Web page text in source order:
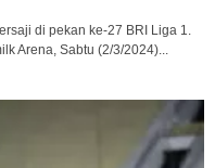
di pekan ke-27 BRI Liga 1.
Arena, Sabtu (2/3/2024)...